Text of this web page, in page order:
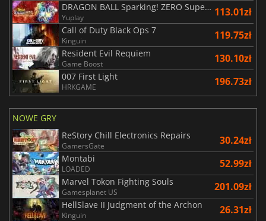
DRAGON BALL Sparking! ZERO Super Limit Breaking NEO
Yuplay 113.01zł
Call of Duty Black Ops 7
Kinguin 119.75zł
Resident Evil Requiem
Game Boost 130.10zł
007 First Light
HRKGAME 196.73zł
NOWE GRY
ReStory Chill Electronics Repairs
GamersGate 30.24zł
Montabi
LOADED 52.99zł
Marvel Tokon Fighting Souls
Gamesplanet US 201.09zł
HellSlave II Judgment of the Archon
Kinguin 26.31zł